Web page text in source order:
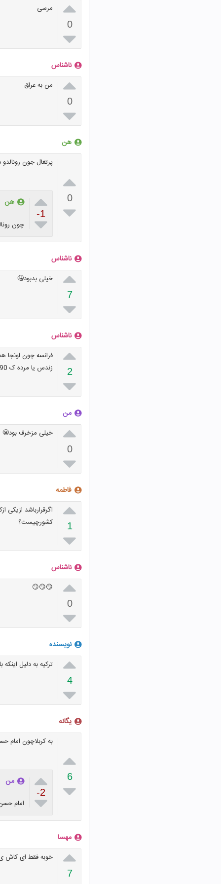

0

مرسی
ناشناس

0

من به عراق
هن

0

پرتغال جون

-1

هن
چون
ناشناس

7

خیلی بدبود🤐
ناشناس

2

فرانسه چون اونجا
زندس یا مرده ک 90درصدتون میشناسینش سامی ناصری
من

0

خیلی مزخرف بود😬
فاطمه

1

اگرقرارباشد
کشورچیست؟
ناشناس

0

😏😏😏
نویسنده

4

ترکیه به دلیل
یگانه

6

به کربلاچون امام

-2

من
امام
مهسا

7
خوبه فقط ای کاش ی